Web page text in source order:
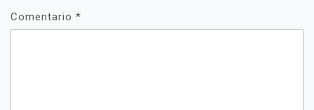
Comentario *